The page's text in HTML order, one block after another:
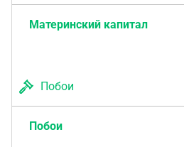
Материнский капитал
Побои
Побои